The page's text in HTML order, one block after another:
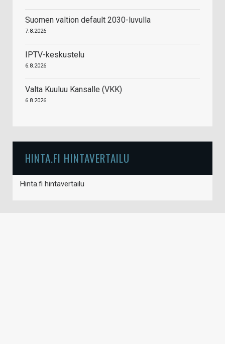
Suomen valtion default 2030-luvulla
7.8.2026
IPTV-keskustelu
6.8.2026
Valta Kuuluu Kansalle (VKK)
6.8.2026
HINTA.FI HINTAVERTAILU
Hinta.fi hintavertailu